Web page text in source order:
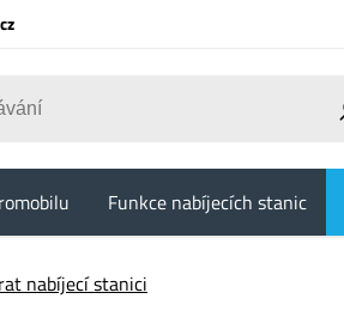
Funkce nabíjecích stanic
nabíjecí stanici